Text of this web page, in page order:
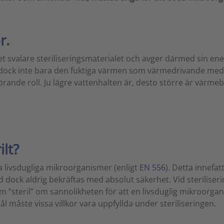
svalare steriliseringsmaterialet och avger därmed sin
inte bara den fuktiga värmen som värmedrivande
roll. Ju lägre vattenhalten är, desto större är
mikroorganismer (enligt EN 556). Detta
aldrig bekräftas med absolut säkerhet. Vid
”steril” om sannolikheten för att en livsduglig
måste vissa villkor vara uppfyllda under steriliseringen.